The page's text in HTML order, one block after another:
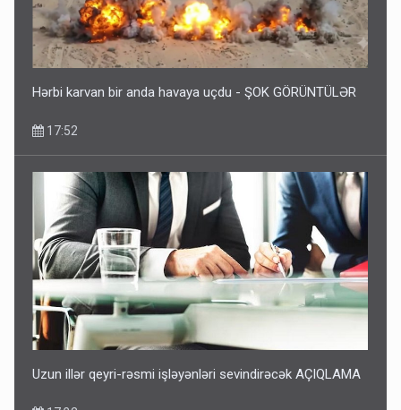
Hərbi karvan bir anda havaya uçdu - ŞOK GÖRÜNTÜLƏR
17:52
Uzun illər qeyri-rəsmi işləyənləri sevindirəcək AÇIQLAMA